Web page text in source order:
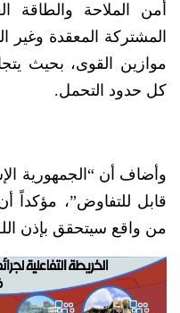
أمن الملاحة والطاقة
المشتركة المعقدة وغير
موازين القوى، بحيث
كل حدود التحمل.
وأضاف أن “الجمهورية
قابل للتفاوض”، مؤكداً
من واقع سيتحقق بإذن